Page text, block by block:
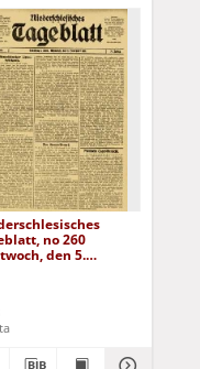
no 260
den 5.